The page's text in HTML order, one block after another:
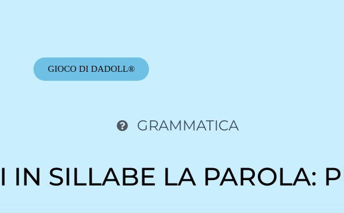
GIOCO DI DADOLL®
GRAMMATICA
IN SILLABE LA PAROLA: